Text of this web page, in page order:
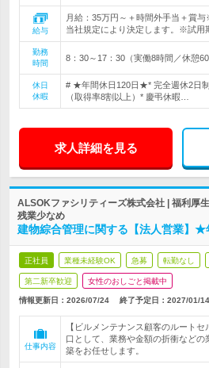
給与
月給：35万円～＋時間外手当＋賞
当社規定により決定します。※試用
勤務
時間
8：30～17：30（実働8時間／休憩
休日
休暇
# ★年間休日120日★* 完全週休2日
（取得率8割以上）* 慶弔休暇…
求人詳細を見る
ALSOKファシリティーズ株式会社 | 福利厚
残業少なめ
建物綜合管理に関する【法人営業】★
正社員 業種未経験OK 急募 転勤なし
第二新卒歓迎 女性のおしごと掲載中
情報更新日：2026/07/24 終了予定日： 2027/01/14
仕事内容
【ビルメンテナンス顧客のルート
口として、業務や金額の折衝など
築をお任せします。